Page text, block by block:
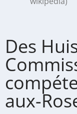
Des
aux-